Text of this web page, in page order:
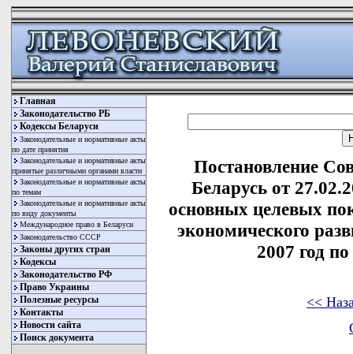
Главная
Законодательство РБ
Кодексы Беларуси
Законодательные и нормативные акты
по дате принятия
Законодательные и нормативные акты
принятые различными органами власти
Законодательные и нормативные акты
по темам
Законодательные и нормативные акты
по виду документы
Международное право в Беларуси
Законодательство СССР
Законы других стран
Кодексы
Законодательство РФ
Право Украины
Полезные ресурсы
Контакты
Новости сайта
Поиск документа
Постановление
Беларусь от
основных целевых
экономического
2007 год
<<